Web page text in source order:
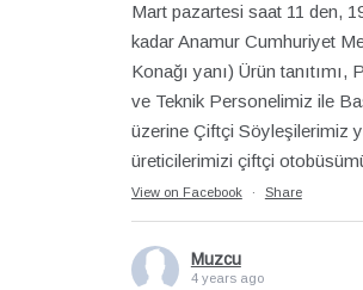
Mart pazartesi saat 11 den,
kadar Anamur Cumhuriyet
Konağı yanı) Ürün tanıtımı,
ve Teknik Personelimiz ile
üzerine Çiftçi Söyleşilerimiz
üreticilerimizi çiftçi
View on Facebook · Share
Muzcu
4 years ago